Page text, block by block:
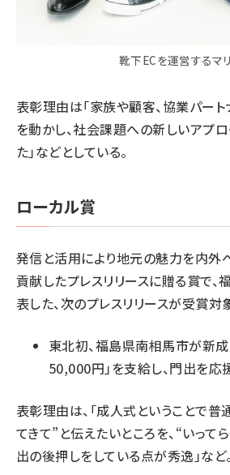
靴下ECを運営するマ
表彰理由は「家族や顧客、協業パー
を動かし、社会課題への新しいアプ
た」などとしている。
ローカル賞
発信と活用により地元の魅力を内外
貢献したプレスリリースに贈る賞で、
表した、次のプレスリリースが受賞対
東北初、福島県南相馬市が新
50,000円」を支給し、門出を応
表彰理由は、「成人式ということで
てきて”と伝えたいところを、“いって
出の後押しをしている点が秀逸」など。